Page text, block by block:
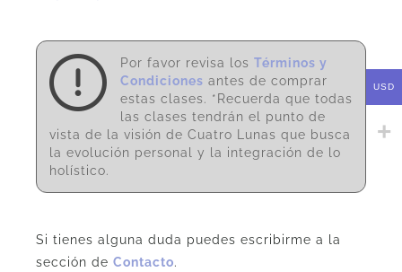
Por favor revisa los Términos y
Condiciones antes de comprar
estas clases. *Recuerda que todas
las clases tendrán el punto de
vista de la visión de Cuatro Lunas que busca
la evolución personal y la integración de lo
holístico.
Si tienes alguna duda puedes escribirme a la
sección de Contacto.
USD